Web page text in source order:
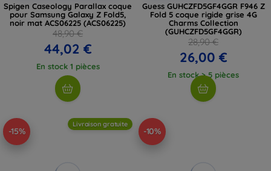
Spigen Caseology Parallax coque
pour Samsung Galaxy Z Fold5,
noir mat ACS06225 (ACS06225)
48,90 €
44,02 €
En stock 1 pièces
Guess GUHCZFD5GF4GGR F946 Z
Fold 5 coque rigide grise 4G
Charms Collection
(GUHCZFD5GF4GGR)
28,90 €
26,00 €
En stock > 5 pièces
-15%
Livraison gratuite
-10%